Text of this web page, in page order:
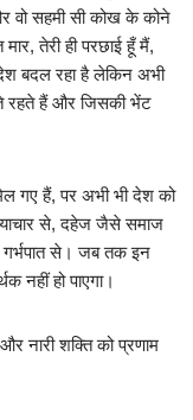
वो सहमी सी कोख के कोने
तेरी ही परछाई हूँ मैं,
बदल रहा है लेकिन अभी
रहते हैं और जिसकी भेंट
गए हैं, पर अभी भी देश को
से, दहेज जैसे समाज
से। जब तक इन
नहीं हो पाएगा।
नारी शक्ति को प्रणाम